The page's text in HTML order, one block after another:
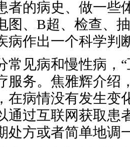
者的病史、做一些
图、B超、检查、
病作出一个科学判
见病和慢性病，“
服务。焦雅辉介绍
在病情没有发生变
通过互联网获取患
处方或者简单地调